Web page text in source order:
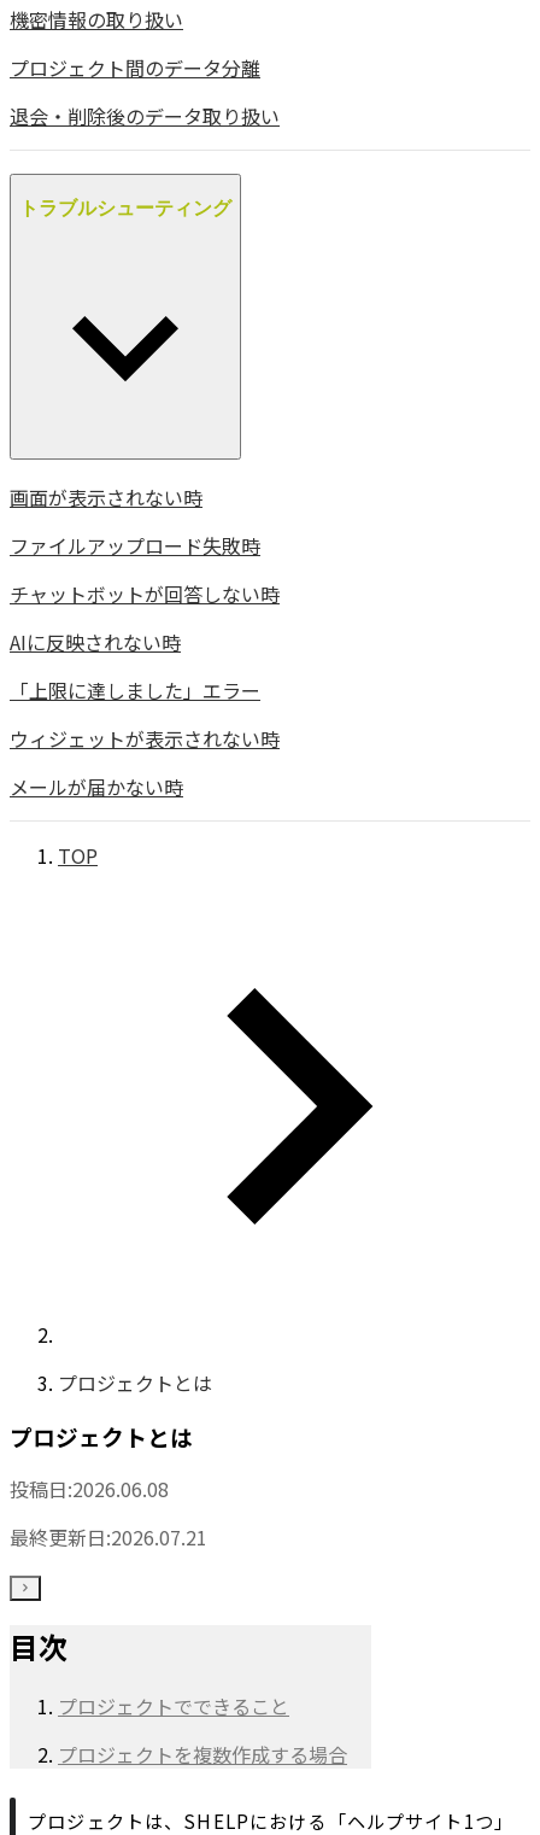
機密情報の取り扱い
プロジェクト間のデータ分離
退会・削除後のデータ取り扱い
トラブルシューティング
画面が表示されない時
ファイルアップロード失敗時
チャットボットが回答しない時
AIに反映されない時
「上限に達しました」エラー
ウィジェットが表示されない時
メールが届かない時
TOP
プロジェクトとは
プロジェクトとは
投稿日:2026.06.08
最終更新日:2026.07.21
目次
プロジェクトでできること
プロジェクトを複数作成する場合
プロジェクトは、SHELPにおける「ヘルプサイト1つ」